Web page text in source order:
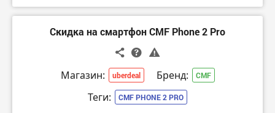
Скидка на смартфон CMF Phone 2 Pro
Магазин: uberdeal Бренд: CMF
Теги: CMF PHONE 2 PRO